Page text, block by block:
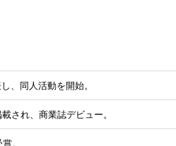
、同人活動を開始。
され、商業誌デビュー。
。